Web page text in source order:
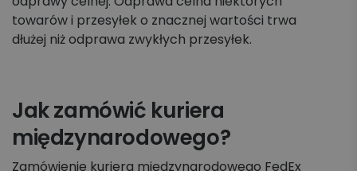
towarów i przesyłek o znacznej wartości trwa
dłużej niż odprawa zwykłych przesyłek.
Jak zamówić kuriera
międzynarodowego?
Zamówienie kuriera międzynarodowego FedEx